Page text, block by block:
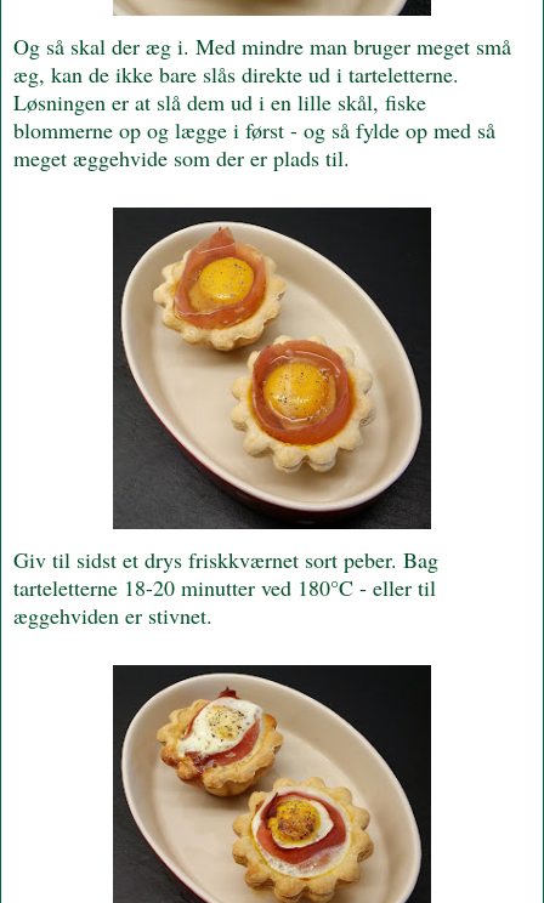
Og så skal der æg i. Med mindre man bruger meget små
æg, kan de ikke bare slås direkte ud i tarteletterne.
Løsningen er at slå dem ud i en lille skål, fiske
blommerne op og lægge i først - og så fylde op med så
meget æggehvide som der er plads til.
Giv til sidst et drys friskkværnet sort peber. Bag
tarteletterne 18-20 minutter ved 180°C - eller til
æggehviden er stivnet.